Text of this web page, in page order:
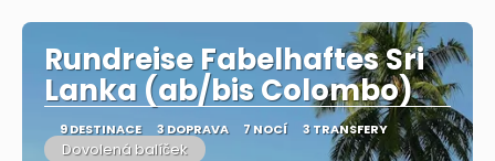
Rundreise Fabelhaftes Sri
Lanka (ab/bis Colombo)
9 DESTINACE 3 DOPRAVA 7 NOCÍ 3 TRANSFERY
Dovolená balíček